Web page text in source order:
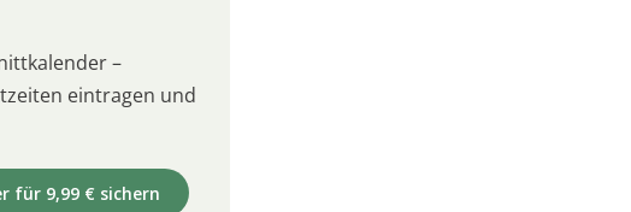
–
eintragen und
für 9,99 € sichern